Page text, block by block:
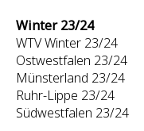
Winter 23/24
WTV Winter 23/24
Ostwestfalen 23/24
Münsterland 23/24
Ruhr-Lippe 23/24
Südwestfalen 23/24